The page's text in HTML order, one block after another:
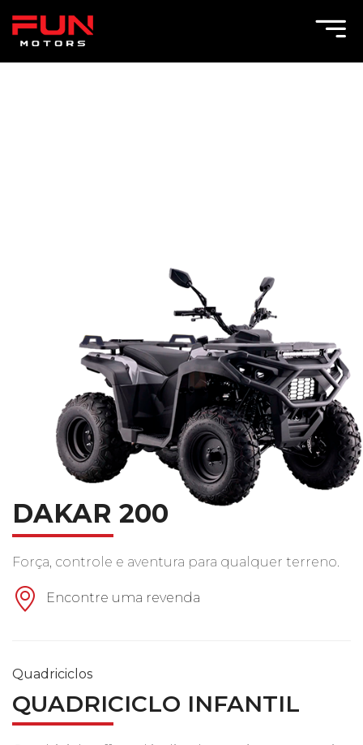
Toggle Menu
DAKAR 200
Força, controle e aventura para qualquer terreno.
Encontre uma revenda
Quadriciclos
QUADRICICLO INFANTIL